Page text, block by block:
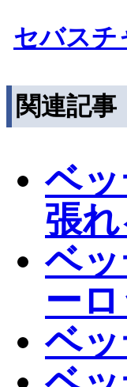
セバスチ
関連記事
ベ
張
ベ
ー
ベ